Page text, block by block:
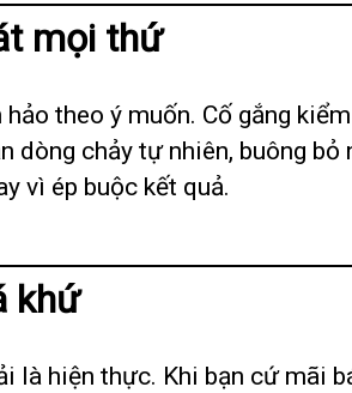
mọi thứ
theo ý muốn. Cố gắng
dòng chảy tự nhiên, buông
vì ép buộc kết quả.
khứ
là hiện thực. Khi bạn cứ